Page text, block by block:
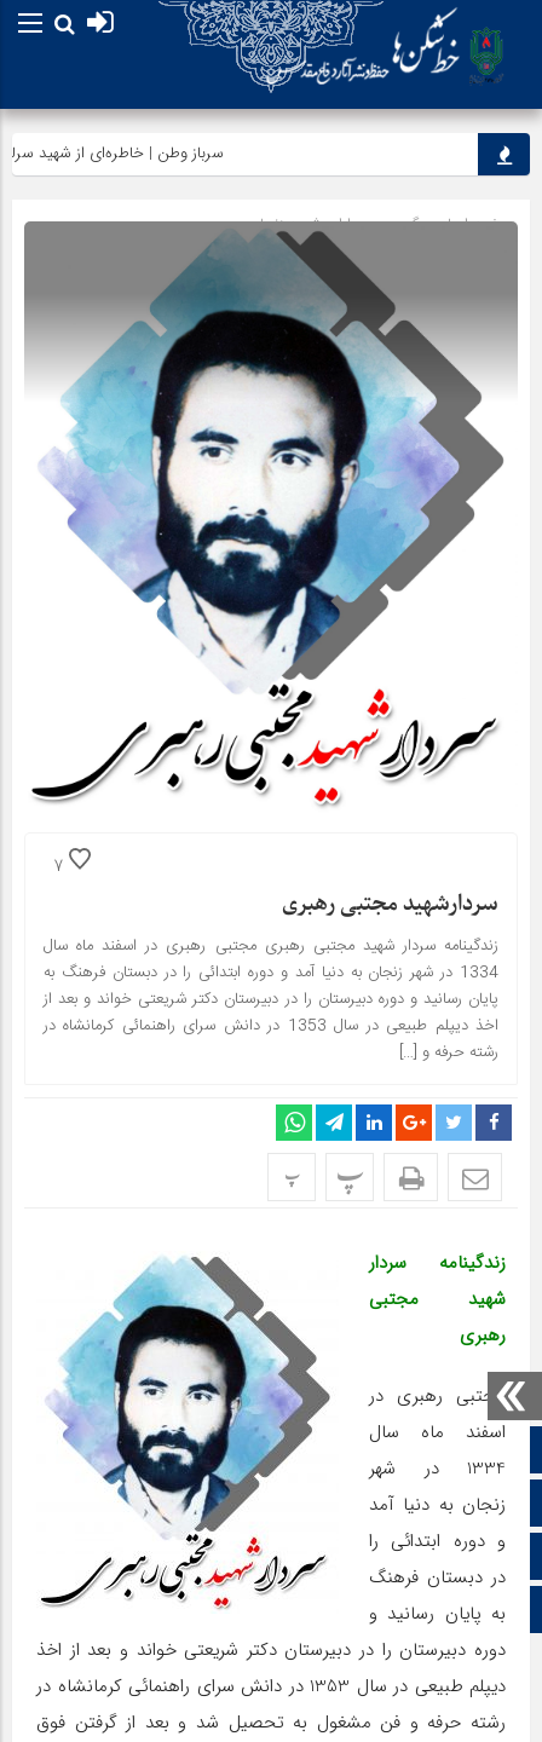
آپارات
اینستاگرام
سرباز وطن | خاطره‌ای از شهید سرلشکر
صفحه اصلی» گروه »سرداران شهید زنجان
7
سردارشهید مجتبی رهبری
زندگینامه سردار شهید مجتبی رهبری مجتبی رهبری در اسفند ماه سال
1334 در شهر زنجان به دنیا آمد و دوره ابتدائی را در دبستان فرهنگ به
پایان رسانید و دوره دبیرستان را در دبیرستان دکتر شریعتی خواند و بعد از
اخذ دیپلم طبیعی در سال 1353 در دانش سرای راهنمائی کرمانشاه در
رشته حرفه و […]
پ پ
زندگینامه سردار
شهید مجتبی
رهبری
مجتبی رهبری در
اسفند ماه سال
1334 در شهر
زنجان به دنیا آمد
و دوره ابتدائی را
در دبستان فرهنگ
به پایان رسانید و
دوره دبیرستان را در دبیرستان دکتر شریعتی خواند و بعد از اخذ
دیپلم طبیعی در سال 1353 در دانش سرای راهنمائی کرمانشاه در
رشته حرفه و فن مشغول به تحصیل شد و بعد از گرفتن فوق